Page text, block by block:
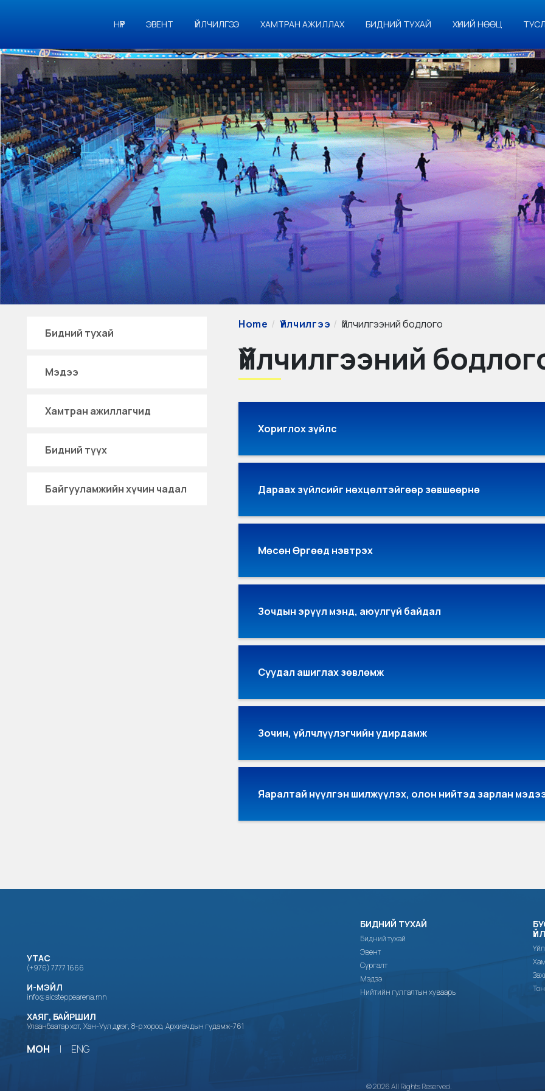
НҮҮР ЭВЕНТ ҮЙЛЧИЛГЭЭ ХАМТРАН АЖИЛЛАХ БИДНИЙ ТУХАЙ ХҮНИЙ НӨӨЦ
Бидний тухай
Мэдээ
Хамтран ажиллагчид
Бидний түүх
Байгууламжийн хүчин чадал
Home Үйлчилгээ Үйлчилгээний бодлого
Үйлчилгээний
Хориглох зүйлс
Дараах зүйлсийг нөхцөлтэйгөөр зөвшөөрнө
Мөсөн Өргөөд нэвтрэх
Зочдын эрүүл мэнд, аюулгүй байдал
Суудал ашиглах зөвлөмж
Зочин, үйлчлүүлэгчийн удирдамж
Яаралтай нүүлгэн шилжүүлэх, олон нийтэд зарлан
УТАС
(+976) 7777 1666
И-МЭЙЛ
info@aicsteppearena.mn
ХАЯГ, БАЙРШИЛ
Улаанбаатар хот, Хан-Уул дүүрэг, 8-р хороо, Архивчдын гудамж-761
МОН | ENG
БИДНИЙ ТУХАЙ
Бидний тухай
Эвент
Сургалт
Мэдээ
Нийтийн гулгалтын хуваарь
© 2026 All Rights Reserved.